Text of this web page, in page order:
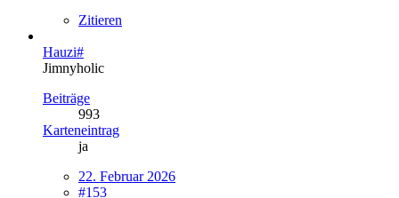
Zitieren
Hauzi#
Jimnyholic
Beiträge
993
Karteneintrag
ja
22. Februar 2026
#153